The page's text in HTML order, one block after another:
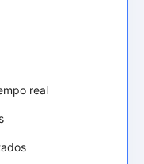
real